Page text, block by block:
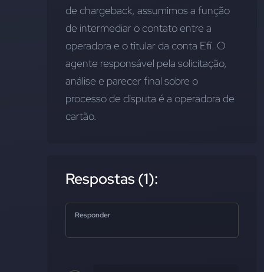
de chargeback, assumimos a função
de intermediar o contato entre a
operadora e o titular da conta Efí. O
agente responsável pela solicitação,
análise e parecer final sobre o
processo de disputa é a operadora de
cartão.
Respostas (1):
Responder